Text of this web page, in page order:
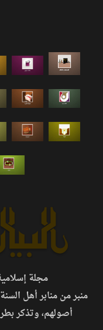
مجلة إسلامية
منبر من منابر أهل
أصولهم، وتذكر